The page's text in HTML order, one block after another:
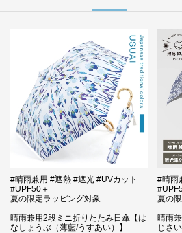
#晴雨兼用 #遮熱 #遮光 #UVカット
#UPF50＋
夏の限定ラッピング対象
晴雨兼用2段ミニ折りたたみ日傘【は
なしょうぶ（薄藍/うすあい）】
#晴雨
夏の
晴雨
じさ